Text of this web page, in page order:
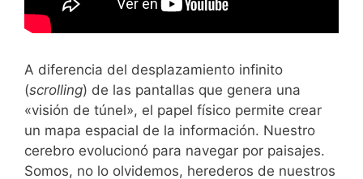
A diferencia del desplazamiento infinito
(scrolling) de las pantallas que genera una
«visión de túnel», el papel físico permite crear
un mapa espacial de la información. Nuestro
cerebro evolucionó para navegar por paisajes.
Somos, no lo olvidemos, herederos de nuestros